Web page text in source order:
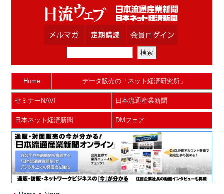
Home データ販売の「ネット経済研究所」
セミナーNAVI 日本流通産業新聞
日本ネット経済新聞 DMフェア